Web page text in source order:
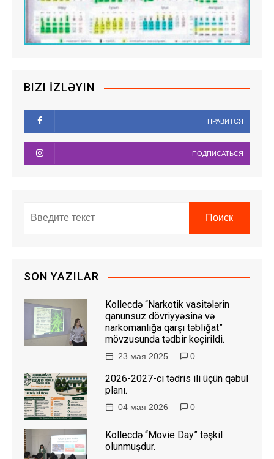
BIZI İZLƏYIN
НРАВИТСЯ
ПОДПИСАТЬСЯ
SON YAZILAR
Kollecdə “Narkotik vasitələrin
qanunsuz dövriyyəsinə və
narkomanlığa qarşı təbliğat”
mövzusunda tədbir keçirildi.
23 мая 2025 0
2026-2027-ci tədris ili üçün qəbul
planı.
04 мая 2026 0
Kollecdə “Movie Day” təşkil
olunmuşdur.